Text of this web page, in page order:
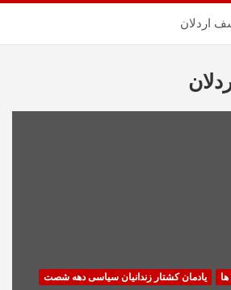
اردلان
یادمان کشتار زندانیان سیاسی دهه شصت